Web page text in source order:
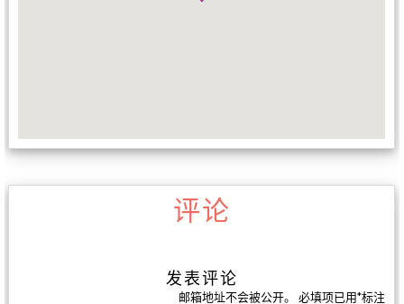
评论
发表评论
邮箱地址不会被公开。 必填项已用*标注